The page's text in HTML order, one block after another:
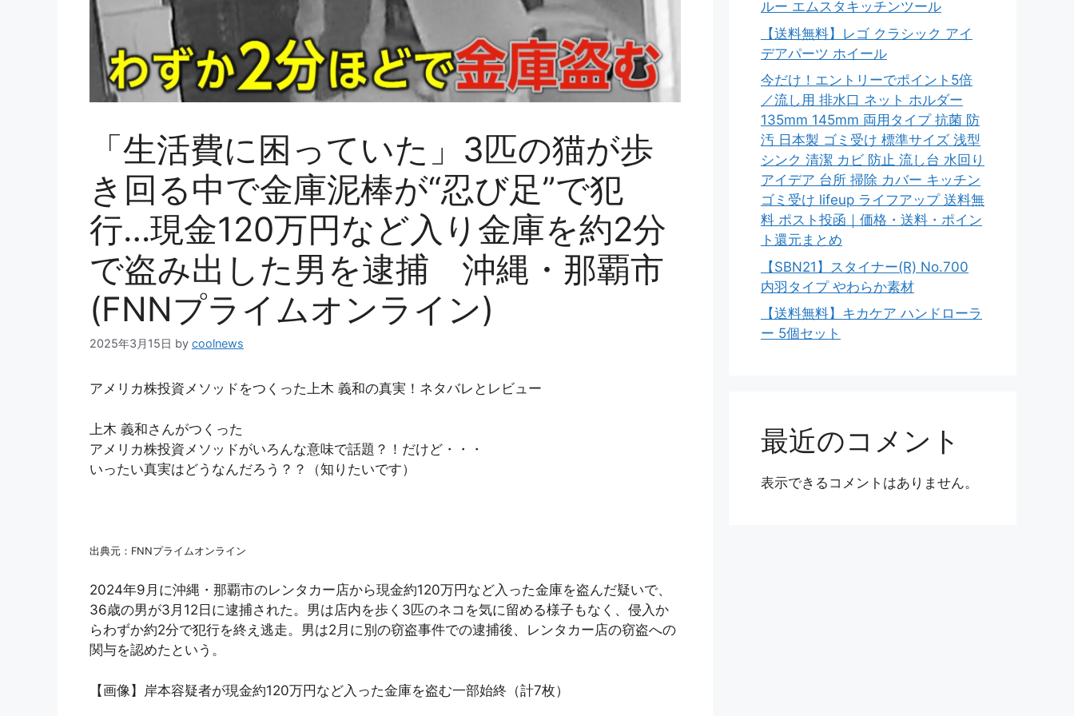
「生活費に困っていた」3匹の猫が歩
き回る中で金庫泥棒が“忍び足”で犯
行…現金120万円など入り金庫を約2分
で盗み出した男を逮捕 沖縄・那覇市
(FNNプライムオンライン)
2025年3月15日 by coolnews
アメリカ株投資メソッドをつくった上木 義和の真実！ネタバレとレビュー
上木 義和さんがつくった
アメリカ株投資メソッドがいろんな意味で話題？！だけど・・・
いったい真実はどうなんだろう？？（知りたいです）
出典元：FNNプライムオンライン
2024年9月に沖縄・那覇市のレンタカー店から現金約120万円など入った金庫を盗んだ疑いで、
36歳の男が3月12日に逮捕された。男は店内を歩く3匹のネコを気に留める様子もなく、侵入か
らわずか約2分で犯行を終え逃走。男は2月に別の窃盗事件での逮捕後、レンタカー店の窃盗への
関与を認めたという。
【画像】岸本容疑者が現金約120万円など入った金庫を盗む一部始終（計7枚）
ルー エムスタキッチンツール
【送料無料】レゴ クラシック アイ
デアパーツ ホイール
今だけ！エントリーでポイント5倍
／流し用 排水口 ネット ホルダー
135mm 145mm 両用タイプ 抗菌 防
汚 日本製 ゴミ受け 標準サイズ 浅型
シンク 清潔 カビ 防止 流し台 水回り
アイデア 台所 掃除 カバー キッチン
ゴミ受け lifeup ライフアップ 送料無
料 ポスト投函｜価格・送料・ポイン
ト還元まとめ
【SBN21】スタイナー(R) No.700
内羽タイプ やわらか素材
【送料無料】キカケア ハンドローラ
ー 5個セット
最近のコメント
表示できるコメントはありません。